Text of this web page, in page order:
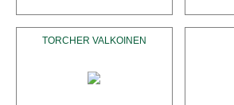
TORCHER VALKOINEN